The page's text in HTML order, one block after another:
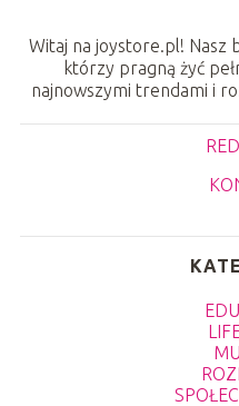
Witaj na joystore.pl! Nasz
którzy pragną żyć
najnowszymi trendami i